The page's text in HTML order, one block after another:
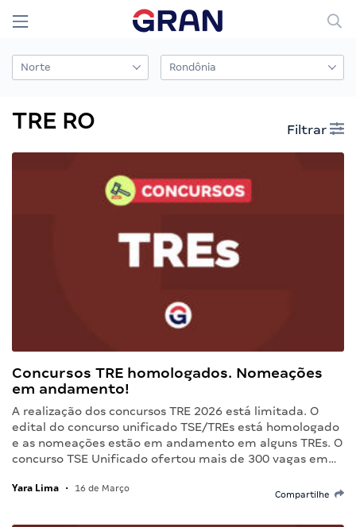
TRE RO Filtrar
Concursos TRE homologados. Nomeações
em andamento!
A realização dos concursos TRE 2026 está limitada. O
edital do concurso unificado TSE/TREs está homologado
e as nomeações estão em andamento em alguns TREs. O
concurso TSE Unificado ofertou mais de 300 vagas em…
Yara Lima • 16 de Março
Compartilhe